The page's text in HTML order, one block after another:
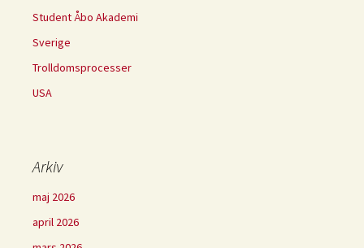
Student Åbo Akademi
Sverige
Trolldomsprocesser
USA
Arkiv
maj 2026
april 2026